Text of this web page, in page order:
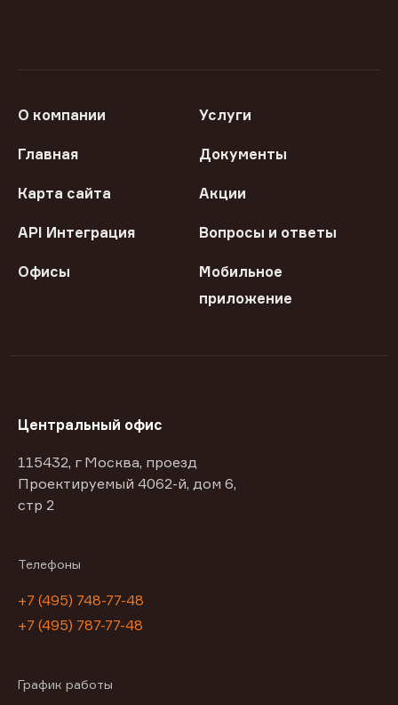
О компании Услуги
Главная Документы
Карта сайта Акции
API Интеграция Вопросы и ответы
Офисы
Мобильное
приложение
Центральный офис
115432, г Москва, проезд
Проектируемый 4062-й, дом 6,
стр 2
Телефоны
+7 (495) 748-77-48
+7 (495) 787-77-48
График работы